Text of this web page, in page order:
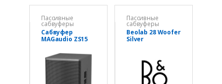
Пассивные
сабвуферы
Сабвуфер
MAGaudio ZS15
Пассивные
сабвуферы
Beolab 28 Woofer
Silver